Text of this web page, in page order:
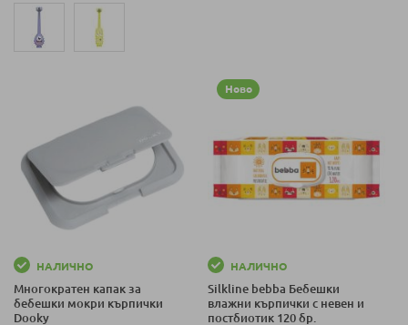
НАЛИЧНО
Многократен капак за
бебешки мокри кърпички
Dooky
Ново
НАЛИЧНО
Silkline bebba Бебешки
влажни кърпички с невен и
постбиотик 120 бр.